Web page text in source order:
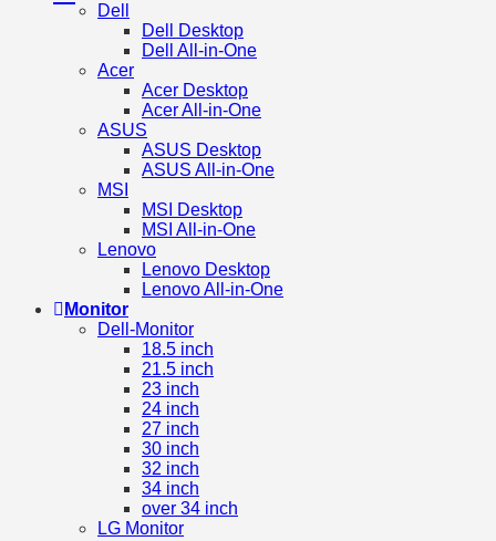
Dell
Dell Desktop
Dell All-in-One
Acer
Acer Desktop
Acer All-in-One
ASUS
ASUS Desktop
ASUS All-in-One
MSI
MSI Desktop
MSI All-in-One
Lenovo
Lenovo Desktop
Lenovo All-in-One
Monitor
Dell-Monitor
18.5 inch
21.5 inch
23 inch
24 inch
27 inch
30 inch
32 inch
34 inch
over 34 inch
LG Monitor